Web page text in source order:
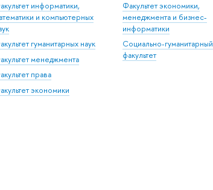
информатики,
и компьютерных
гуманитарных наук
менеджмента
права
экономики
Факультет экономики,
менеджмента и бизнес-
информатики
Социально-гуманитарный
факультет